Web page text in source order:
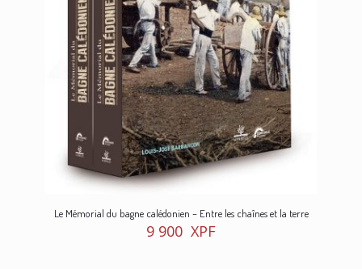
Le Mémorial du bagne calédonien – Entre les chaînes et la terre
9 900 XPF